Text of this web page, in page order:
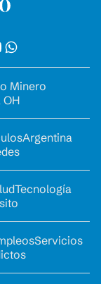
Minero
OH
Argentina
Tecnología
Servicios